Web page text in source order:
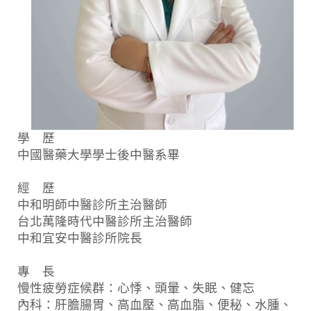
學 歷
中國醫藥大學學士後中醫系畢
經 歷
中和明師中醫診所主治醫師
台北萬隆時代中醫診所主治醫師
中和宜安中醫診所院長
專 長
慢性疲勞症候群：心悸、頭暈、失眠、健忘
內科：肝膽腸胃、高血壓、高血脂、便秘、水腫、